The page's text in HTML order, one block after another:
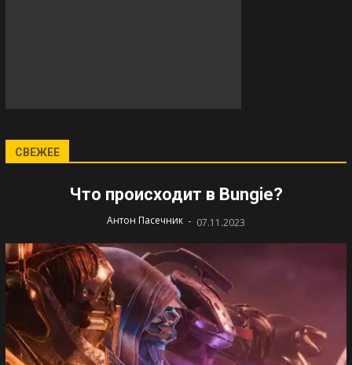
СВЕЖЕЕ
Что происходит в Bungie?
Антон Пасечник - 07.11.2023